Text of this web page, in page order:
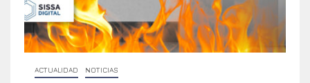
ACTUALIDAD NOTICIAS